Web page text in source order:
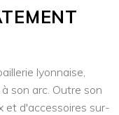
lyonnaise,
son arc. Outre son
et d'accessoires sur-